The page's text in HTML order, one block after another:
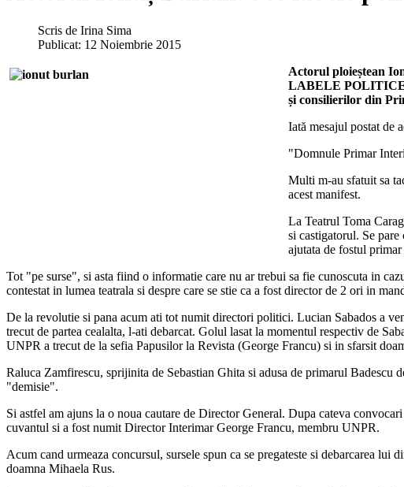
Scris de Irina Sima
Publicat: 12 Noiembrie 2015
Actorul ploieștean
LABELE POLITICE
și consilierilor din
Iată mesajul postat de
"Domnule Primar
Multi m-au sfatuit sa
acest manifest.
La Teatrul Toma
si castigatorul. Se
ajutata de fostul
Tot "pe surse", si asta fiind o informatie care nu ar trebui sa fie cunoscuta in
contestat in lumea teatrala si despre care se stie ca a fost director de 2 ori in
De la revolutie si pana acum ati tot numit directori politici. Lucian Sabados a
trecut de partea cealalta, l-ati debarcat. Golul lasat la momentul respectiv de
UNPR a trecut de la sefia Papusilor la Revista (George Francu) si in sfarsit
Raluca Zamfirescu, sprijinita de Sebastian Ghita si adusa de primarul Badescu
"demisie".
Si astfel am ajuns la o noua cautare de Director General. Dupa cateva
cuvantul si a fost numit Director Interimar George Francu, membru UNPR.
Acum cand urmeaza concursul, sursele spun ca se pregateste si debarcarea
doamna Mihaela Rus.